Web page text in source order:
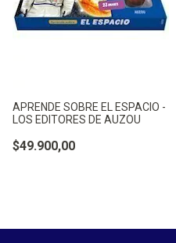
APRENDE SOBRE EL ESPACIO -
LOS EDITORES DE AUZOU
$49.900,00